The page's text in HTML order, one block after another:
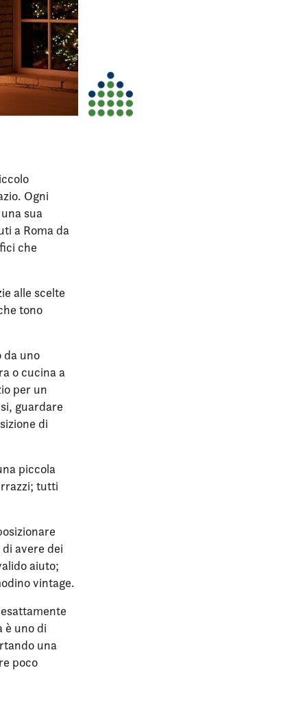
Ogni
sua
a Roma da
che
alle scelte
tono
da uno
o cucina a
per un
guardare
di
piccola
tutti
avere dei
aiuto;
vintage.
è uno di
una
poco